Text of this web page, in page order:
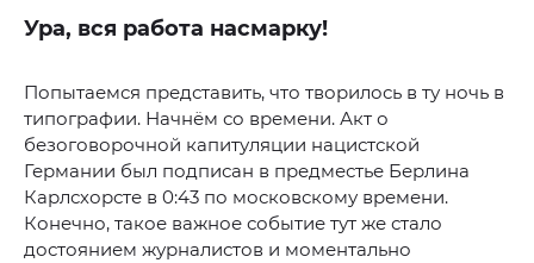
Ура, вся работа насмарку!
Попытаемся представить, что творилось в ту ночь в
типографии. Начнём со времени. Акт о
безоговорочной капитуляции нацистской
Германии был подписан в предместье Берлина
Карлсхорсте в 0:43 по московскому времени.
Конечно, такое важное событие тут же стало
достоянием журналистов и моментально